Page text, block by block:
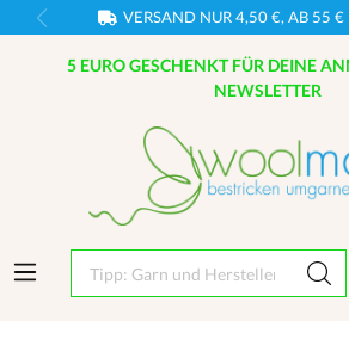
VERSAND NUR 4,50 €, AB 55 €
5 EURO GESCHENKT FÜR DEINE
NEWSLETTER
Tipp: Garn und Hersteller eingeben